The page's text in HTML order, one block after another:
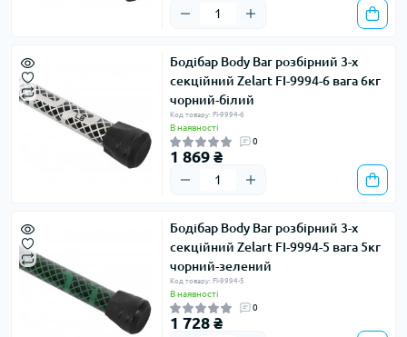
Бодібар Body Bar розбірний 3-х
секційний Zelart FI-9994-6 вага 6кг
чорний-білий
Код товару: FI-9994-6
В наявності
0
1 869 ₴
Бодібар Body Bar розбірний 3-х
секційний Zelart FI-9994-5 вага 5кг
чорний-зелений
Код товару: FI-9994-5
В наявності
0
1 728 ₴